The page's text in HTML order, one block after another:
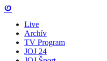
Live
Archív
TV Program
JOJ 24